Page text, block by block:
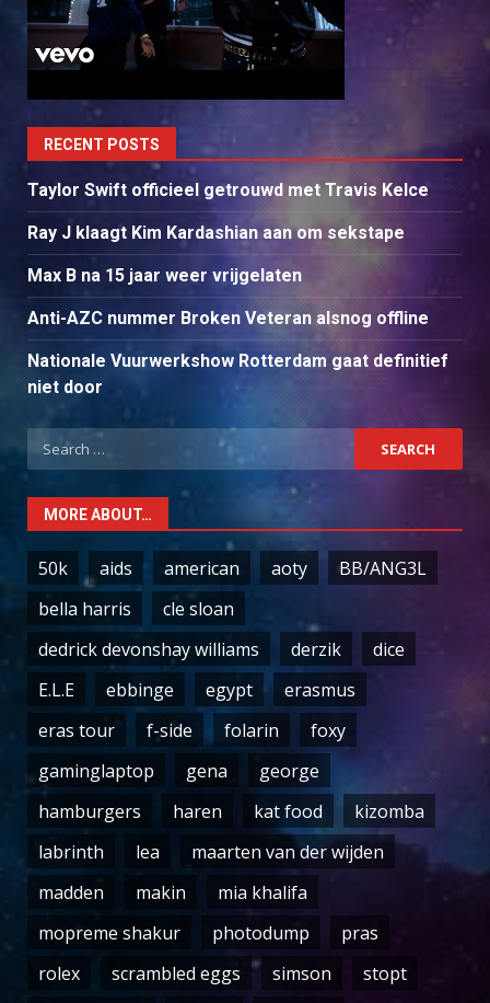
RECENT POSTS
Taylor Swift officieel getrouwd met Travis Kelce
Ray J klaagt Kim Kardashian aan om sekstape
Max B na 15 jaar weer vrijgelaten
Anti-AZC nummer Broken Veteran alsnog offline
Nationale Vuurwerkshow Rotterdam gaat definitief
niet door
Search
for:
MORE ABOUT…
50k aids american aoty
BB/ANG3L
bella harris
cle sloan
dedrick devonshay williams
derzik
dice
E.L.E
ebbinge egypt
erasmus
eras tour
f-side folarin
foxy
gaminglaptop
gena
george
hamburgers
haren kat food
kizomba
labrinth
lea
maarten van der wijden
madden
makin
mia khalifa
mopreme shakur
photodump
pras
rolex
scrambled eggs simson
stopt